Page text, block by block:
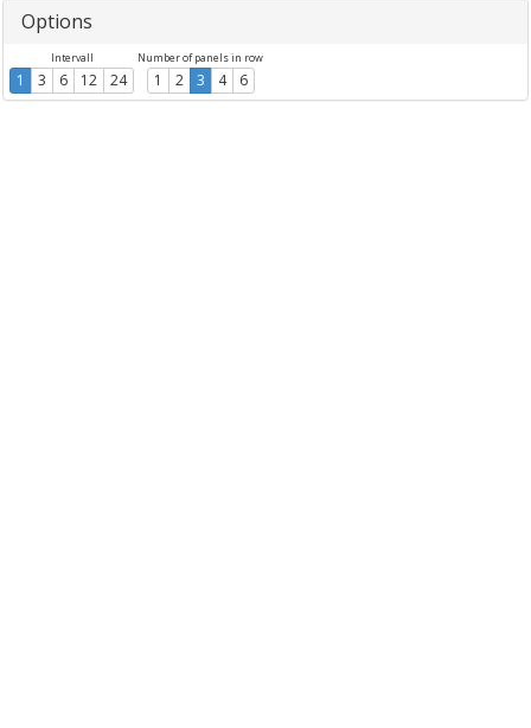
Options
Intervall
1 3 6 12 24
Number of panels in row
1 2 3 4 6